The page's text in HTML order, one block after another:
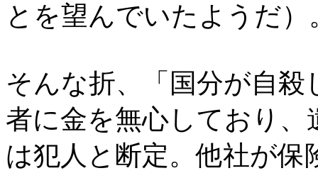
とを望んでいたようだ）
そんな折、「国分が自
者に金を無心しており
は犯人と断定。他社が